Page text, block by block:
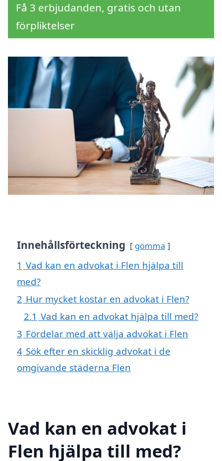
Få 3 erbjudanden, gratis och utan
förpliktelser
Innehållsförteckning gömma
1 Vad kan en advokat i Flen hjälpa till
med?
2 Hur mycket kostar en advokat i Flen?
2.1 Vad kan en advokat hjälpa till med?
3 Fördelar med att välja advokat i Flen
4 Sök efter en skicklig advokat i de
omgivande städerna Flen
Vad kan en advokat i
Flen hjälpa till med?